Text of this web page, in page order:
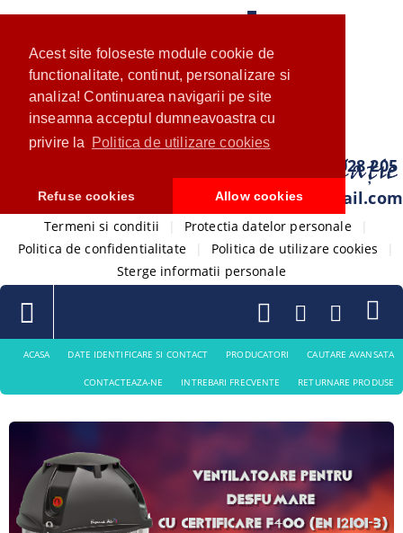
Acest site foloseste module cookie de
functionalitate, continut, personalizare si
analiza! Continuarea navigarii pe site
inseamna acceptul dumneavoastra cu
privire la
Politica de utilizare cookies
Refuse cookies Allow cookies
0733 028 205
com.ventistore@gmail.com
Termeni si conditii Protectia datelor personale
Politica de confidentialitate
Politica de utilizare cookies
Sterge informatii personale
ACASA DATE IDENTIFICARE SI CONTACT PRODUCATORI CAUTARE AVANSATA
CONTACTEAZA-NE INTREBARI FRECVENTE
RETURNARE PRODUSE
1
1
1